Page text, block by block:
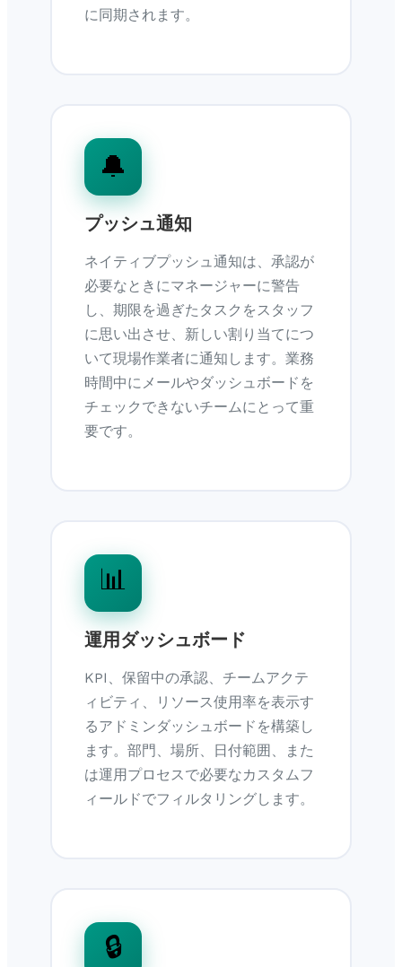
に同期されます。
🔔
プッシュ通知
ネイティブプッシュ通知は、承認が
必要なときにマネージャーに警告
し、期限を過ぎたタスクをスタッフ
に思い出させ、新しい割り当てにつ
いて現場作業者に通知します。業務
時間中にメールやダッシュボードを
チェックできないチームにとって重
要です。
📊
運用ダッシュボード
KPI、保留中の承認、チームアクテ
ィビティ、リソース使用率を表示す
るアドミンダッシュボードを構築し
ます。部門、場所、日付範囲、また
は運用プロセスで必要なカスタムフ
ィールドでフィルタリングします。
🔒